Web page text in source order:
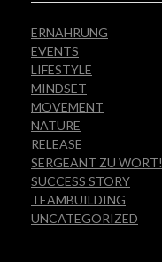
ERNÄHRUNG
EVENTS
LIFESTYLE
MINDSET
MOVEMENT
NATURE
RELEASE
SERGEANT ZU WORT!
SUCCESS STORY
TEAMBUILDING
UNCATEGORIZED